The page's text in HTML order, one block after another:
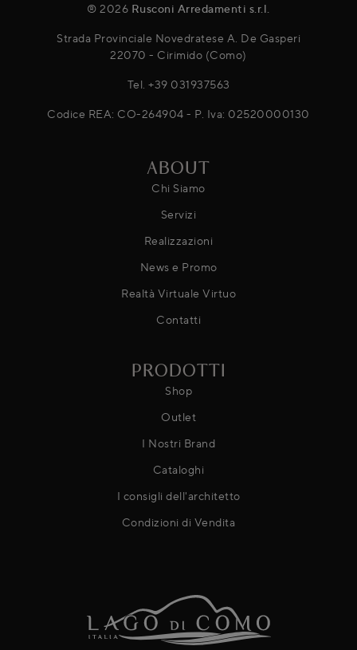
® 2026 Rusconi Arredamenti s.r.l.
Strada Provinciale Novedratese A. De Gasperi
22070 - Cirimido (Como)
Tel. +39 031937563
Codice REA: CO-264904 - P. Iva: 02520000130
ABOUT
Chi Siamo
Servizi
Realizzazioni
News e Promo
Realtà Virtuale Virtuo
Contatti
PRODOTTI
Shop
Outlet
I Nostri Brand
Cataloghi
I consigli dell'architetto
Condizioni di Vendita